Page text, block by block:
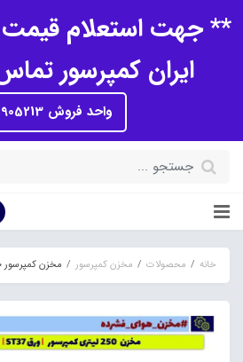
** جهت استعلام
ایران کمپرسور
واحد فروش 55905213-021
خانه محصولات مخزن کمپرسور مخزن کمپرسور 250 لیتری